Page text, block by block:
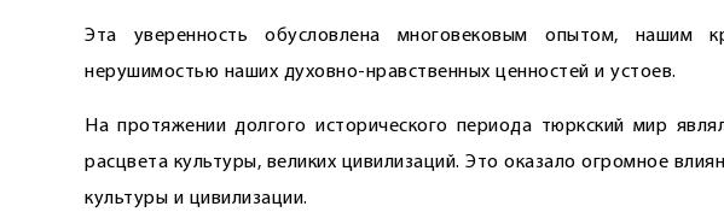
Эта уверенность обусловлена многовековым опытом, нашим
нерушимостью наших духовно-нравственных ценностей и устоев.
На протяжении долгого исторического периода тюркский мир
расцвета культуры, великих цивилизаций. Это оказало огромное
культуры и цивилизации.